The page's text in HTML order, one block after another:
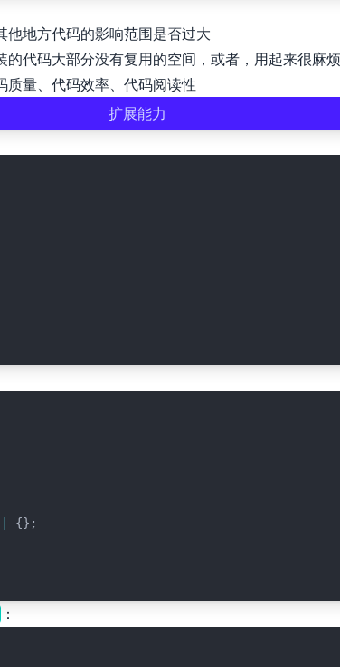
他地方代码的影响范围是否过大
代码大部分没有复用的空间，或者，用起来很麻
量、代码效率、代码阅读性
扩展能力
{};
：